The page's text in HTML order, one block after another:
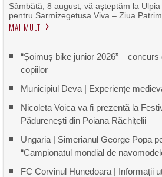
Sâmbătă, 8 august, vă așteptăm la
pentru Sarmizegetusa Viva – Ziua
MAI MULT
“Șoimuș bike junior 2026” –
copiilor
Municipiul Deva | Experiențe
Nicoleta Voica va fi prezentă la
Pădurenești din Poiana Răchițelii
Ungaria | Simerianul George Popa
“Campionatul mondial de
FC Corvinul Hunedoara | Informații